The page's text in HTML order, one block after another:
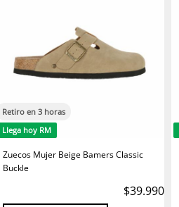
Retiro en 3 horas
Llega hoy RM
Zuecos Mujer Beige Bamers Classic
Buckle
$39.990